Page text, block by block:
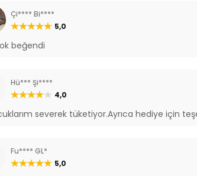
Çi**** Bi****
5,0
beğendi
Hü*** Şi****
4,0
severek tüketiyor.Ayrıca hediye için
Fu**** GL*
5,0